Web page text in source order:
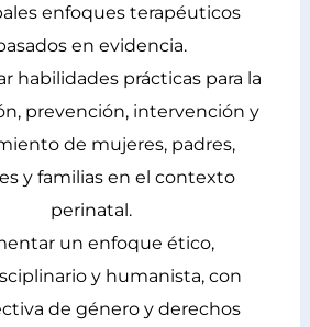
enfoques terapéuticos
en evidencia.
habilidades prácticas para la
prevención, intervención y
de mujeres, padres,
y familias en el contexto
perinatal.
un enfoque ético,
y humanista, con
de género y derechos